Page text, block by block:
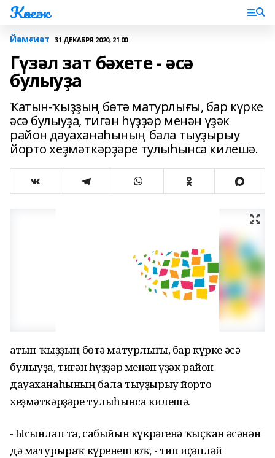
Көнгәк
Йәмғиәт 31 ДЕКАБРЯ 2020, 21:00
Гүзәл зат бәхете - әсә
булыуҙа
Ҡатын-ҡыҙҙың бөтә матурлығы, бар күрке
әсә булыуҙа, тигән һүҙҙәр менән үҙәк
район дауаханаһының бала тыуҙырыу
йорто хеҙмәткәрҙәре тулыһынса килешә.
Ҡатын-ҡыҙҙың бөтә матурлығы, бар күрке әсә
булыуҙа, тигән һүҙҙәр менән үҙәк район
дауаханаһының бала тыуҙырыу йорто
хеҙмәткәрҙәре тулыһынса килешә.
- Ысынлап та, сабыйын күкрәгенә ҡыҫҡан әсәнән
дә матурыраҡ күренеш юҡ, - тип иҫәпләй